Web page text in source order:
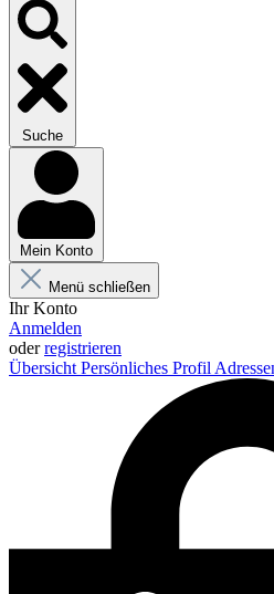
Suche
Mein Konto
Menü schließen
Ihr Konto
Anmelden
oderregistrieren
Übersicht Persönliches Profil